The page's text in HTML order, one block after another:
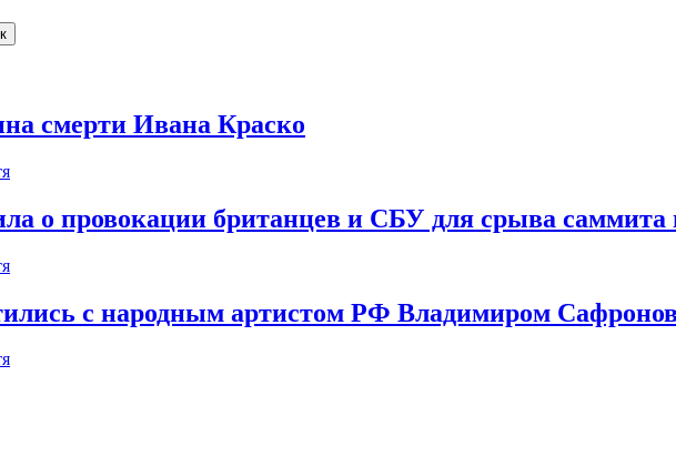
смерти Ивана Краско
о провокации британцев и СБУ для срыва саммита
с народным артистом РФ Владимиром